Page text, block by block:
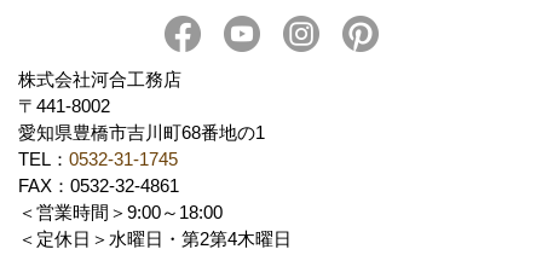
社長 河合智之の想い
求人情報 Recruit
株式会社河合工務店
〒441-8002
愛知県豊橋市吉川町68番地の1
TEL： 0532-31-1745
FAX：0532-32-4861
＜営業時間＞9:00～18:00
＜定休日＞水曜日・第2第4木曜日